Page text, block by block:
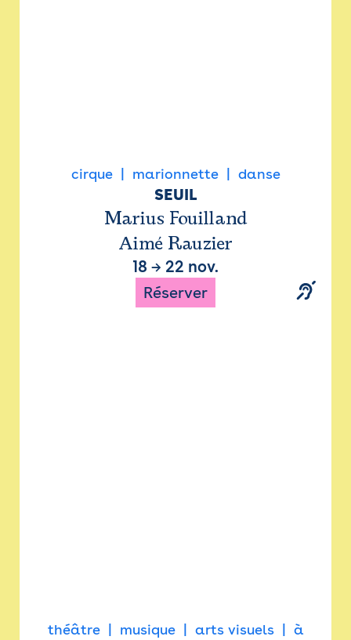
cirque marionnette danse
SEUIL
Marius Fouilland
Aimé Rauzier
18 → 22 nov.
Réserver
théâtre musique arts visuels
à